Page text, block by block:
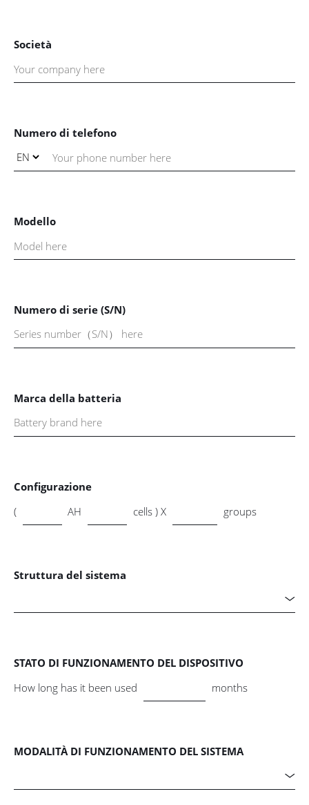
Società
Numero di telefono
Modello
Numero di serie (S/N)
Marca della batteria
Configurazione
(
AH cells ) X groups
Struttura del sistema

STATO DI FUNZIONAMENTO DEL DISPOSITIVO
How long has it been used
months
MODALITÀ DI FUNZIONAMENTO DEL SISTEMA
